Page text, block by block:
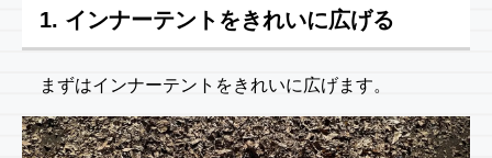
1. インナーテントをきれいに広げる
まずはインナーテントをきれいに広げます。